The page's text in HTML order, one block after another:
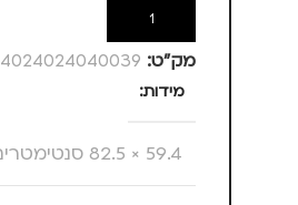
הוספה לסל
מק”ט: 4024024040039
מידות
59.4 × 82.5 סנטימטרים